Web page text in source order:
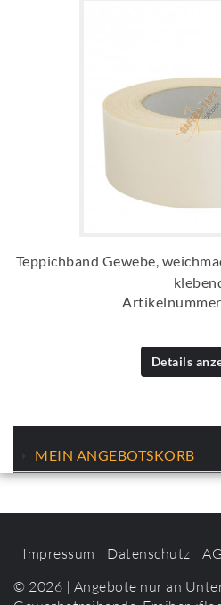
Teppichband Gewebe,
Details
MEIN ANGEBOTSKORB
Impressum Datenschutz
© 2026 | Angebote nur an